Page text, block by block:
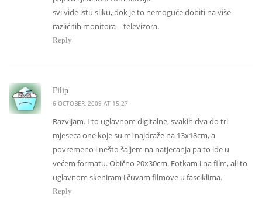
svi vide istu sliku, dok je to nemoguće dobiti na više
različitih monitora – televizora.
Reply
Filipsays:
6 OCTOBER, 2009 AT 15:27
Razvijam. I to uglavnom digitalne, svakih dva do tri
mjeseca one koje su mi najdraže na 13x18cm, a
povremeno i nešto šaljem na natjecanja pa to ide u
većem formatu. Obično 20x30cm. Fotkam i na film, ali to
uglavnom skeniram i čuvam filmove u fasciklima.
Reply